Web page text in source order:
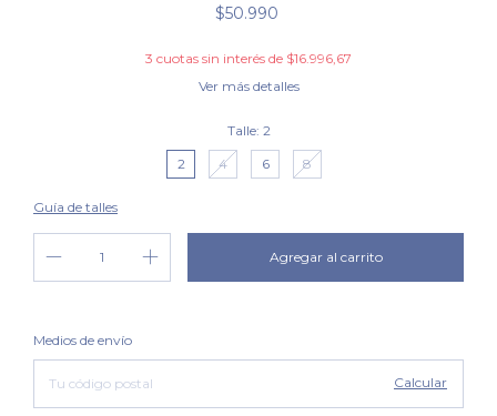
$50.990
3 cuotas sin interés de $16.996,67
Ver más detalles
Talle: 2
2
4 6 8
Guía de talles
Entregas para el CP:
Medios de envío
Calcular